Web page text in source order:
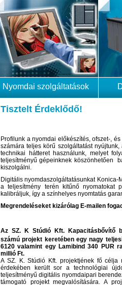
Nyomdai szolgáltatások
Tisztelt Érdeklődő!
Profilunk a nyomdai előkészítés, ofszet-,
számára teljes körű szolgáltatást
technikai hátteret használunk, melyet
teljesítményű gépeinknek köszönhetően
kiszolgálni.
Digitális nyomdaszolgáltatásunkat
a teljesítmény terén kitűnő nyomatokat
kalibráljuk, így a színhelyes nyomtatás
Megrendeléseket kizárólag E-mailen
Az SZ. K Stúdió Kft. Kapacitásbővítő
számú projekt keretében egy nagy
6120 valamint egy Lamibind 340 PUR
millió Ft.
A SZ. K. Stúdió Kft. projektjének fő célja
érdekében került sor a technológiai
teljesítményű digitális nyomdaipari
támogató projekt megvalósítására. A